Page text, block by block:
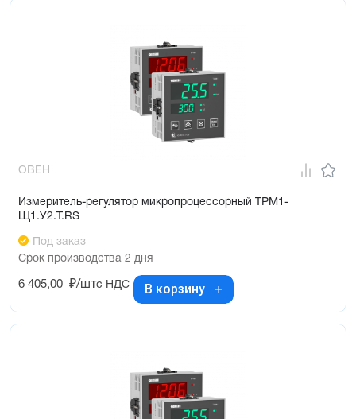
ОВЕН
Измеритель-регулятор микропроцессорный ТРМ1-
Щ1.У2.Т.RS
Под заказ
Срок производства 2 дня
6 405,00 ₽/штс НДС В корзину